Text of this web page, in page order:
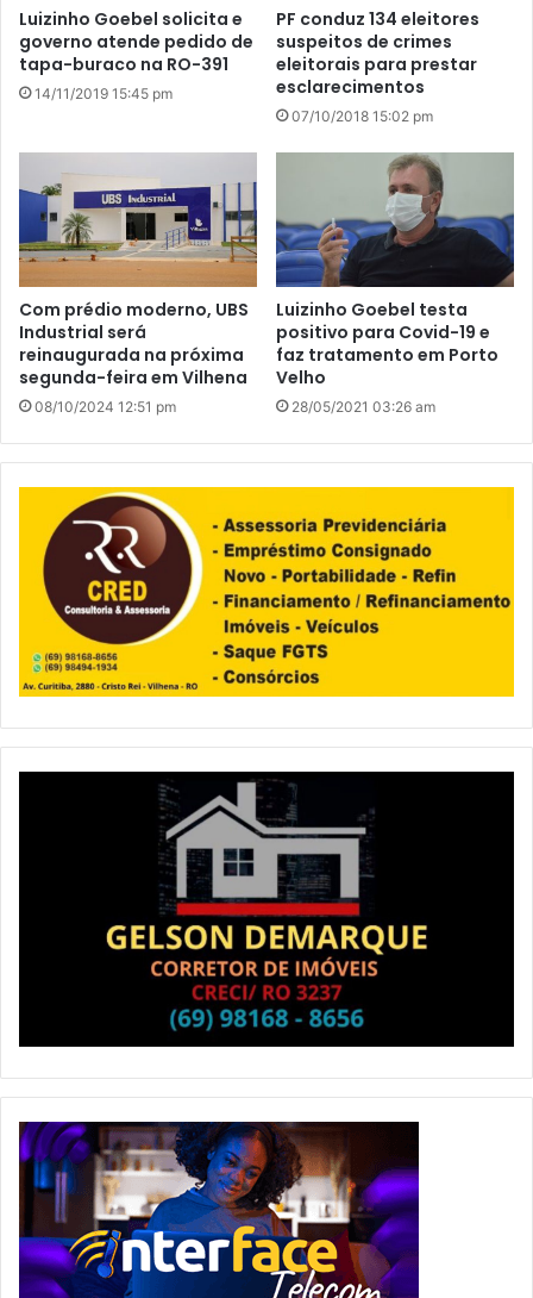
Luizinho Goebel solicita e
governo atende pedido de
tapa-buraco na RO-391
14/11/2019 15:45 pm
PF conduz 134 eleitores
suspeitos de crimes
eleitorais para prestar
esclarecimentos
07/10/2018 15:02 pm
Com prédio moderno, UBS
Industrial será
reinaugurada na próxima
segunda-feira em Vilhena
08/10/2024 12:51 pm
Luizinho Goebel testa
positivo para Covid-19 e
faz tratamento em Porto
Velho
28/05/2021 03:26 am